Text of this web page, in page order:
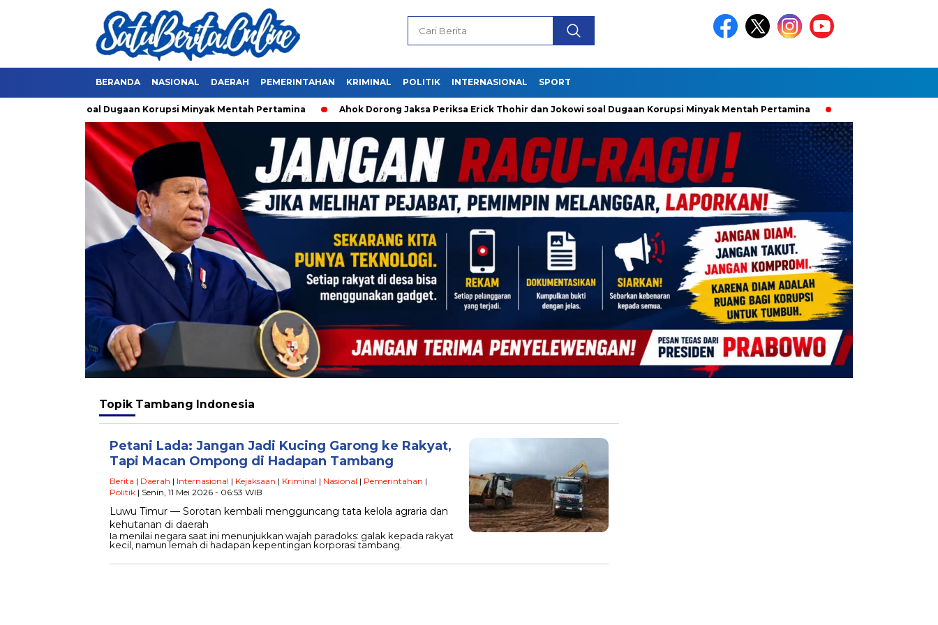
BERANDA NASIONAL DAERAH PEMERINTAHAN KRIMINAL POLITIK INTERNASIONAL SPORT
dan Jokowi soal Dugaan Korupsi Minyak Mentah Pertamina Ahok Dorong Jaksa Periksa Erick Thohir dan Jokowi soal Dugaan Korupsi Minyak Mentah Pertamina
Topik Tambang Indonesia
Petani Lada: Jangan Jadi Kucing Garong ke Rakyat,
Tapi Macan Ompong di Hadapan Tambang
Berita | Daerah | Internasional | Kejaksaan | Kriminal | Nasional | Pemerintahan |
Politik | Senin, 11 Mei 2026 - 06:53 WIB
Luwu Timur — Sorotan kembali mengguncang tata kelola agraria dan
kehutanan di daerah
Ia menilai negara saat ini menunjukkan wajah paradoks: galak kepada rakyat
kecil, namun lemah di hadapan kepentingan korporasi tambang.